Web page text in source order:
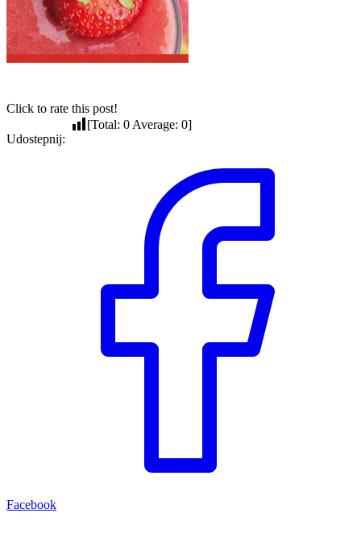
Click to rate this post!
[Total: 0 Average: 0]
Udostepnij:
Facebook